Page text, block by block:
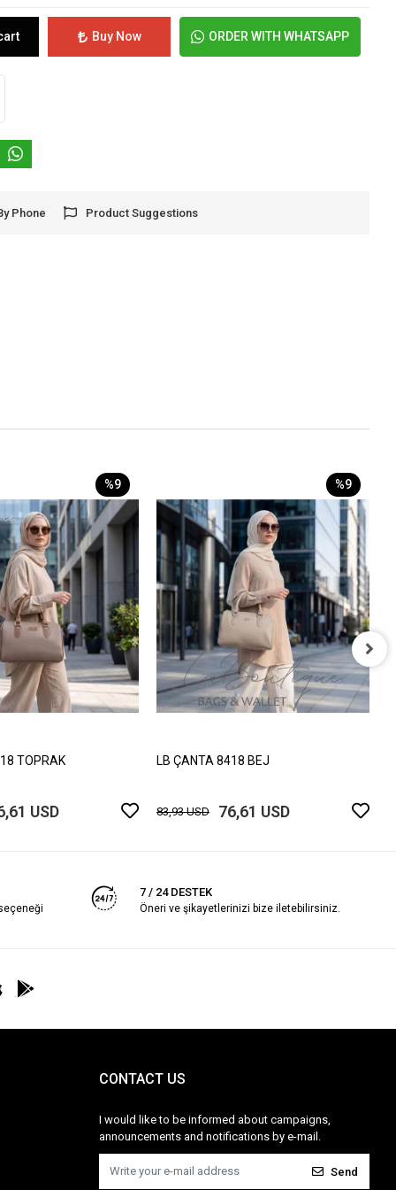
Buy Now ORDER WITH WHATSAPP
Phone Product Suggestions
%9
TOPRAK
USD
%9
LB ÇANTA 8418 BEJ
83,93 USD 76,61 USD
7 / 24 DESTEK
Öneri ve şikayetlerinizi bize iletebilirsiniz.
CONTACT US
I would like to be informed about campaigns,
announcements and notifications by e-mail.
Send